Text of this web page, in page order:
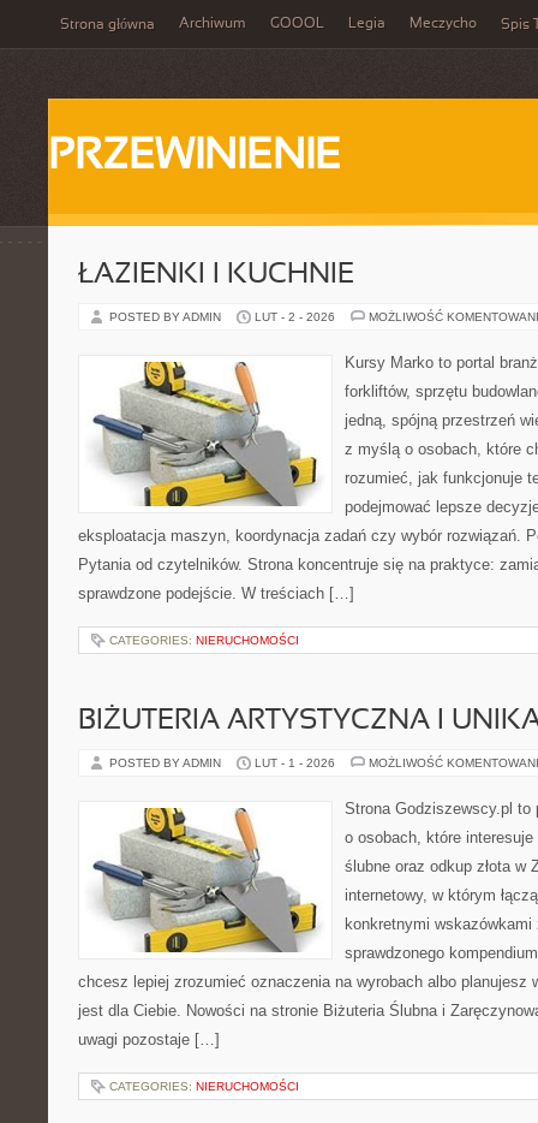
Strona główna Archiwum GOOOL Legia Meczycho Spis
PRZEWINIENIE
ŁAZIENKI I KUCHNIE
POSTED BY ADMIN LUT - 2 - 2026 MOŻLIWOŚĆ
Kursy Marko to portal
forkliftów, sprzętu
jedną, spójną przestrzeń
z myślą o osobach, które
rozumieć, jak funkcjonuje
podejmować lepsze
eksploatacja maszyn, koordynacja zadań czy wybór rozwiązań.
Pytania od czytelników. Strona koncentruje się na praktyce:
sprawdzone podejście. W treściach […]
CATEGORIES: NIERUCHOMOŚCI
BIŻUTERIA ARTYSTYCZNA I
POSTED BY ADMIN LUT - 1 - 2026 MOŻLIWOŚĆ
Strona Godziszewscy.pl
o osobach, które
ślubne oraz odkup złota w
internetowy, w którym
konkretnymi
sprawdzonego
chcesz lepiej zrozumieć oznaczenia na wyrobach albo planujesz
jest dla Ciebie. Nowości na stronie Biżuteria Ślubna i
uwagi pozostaje […]
CATEGORIES: NIERUCHOMOŚCI